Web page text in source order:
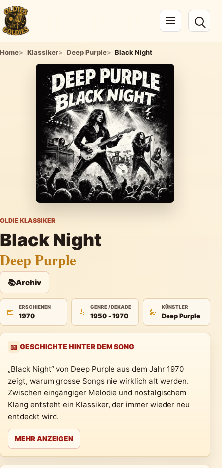
Navigation öffnen
Home Klassiker Deep Purple Black Night
OLDIE KLASSIKER
Black Night
Deep Purple
📚Archiv
📅
ERSCHIENEN
1970 🎸
GENRE / DEKADE
1950 - 1970 🎤
KÜNSTLER
Deep Purple
📖 GESCHICHTE HINTER DEM SONG
„Black Night“ von Deep Purple aus dem Jahr 1970
zeigt, warum grosse Songs nie wirklich alt werden.
Zwischen eingängiger Melodie und nostalgischem
Klang entsteht ein Klassiker, der immer wieder neu
entdeckt wird.
MEHR ANZEIGEN